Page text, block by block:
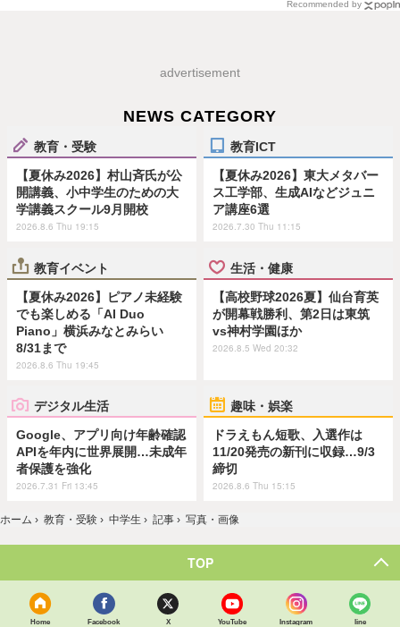
Recommended by
advertisement
NEWS CATEGORY
教育・受験
【夏休み2026】村山斉氏が公
開講義、小中学生のための大
学講義スクール9月開校
2026.8.6 Thu 19:15
教育ICT
【夏休み2026】東大メタバー
ス工学部、生成AIなどジュニ
ア講座6選
2026.7.30 Thu 11:15
教育イベント
【夏休み2026】ピアノ未経験
でも楽しめる「AI Duo
Piano」横浜みなとみらい
8/31まで
2026.8.6 Thu 19:45
生活・健康
【高校野球2026夏】仙台育英
が開幕戦勝利、第2日は東筑
vs神村学園ほか
2026.8.5 Wed 20:32
デジタル生活
Google、アプリ向け年齢確認
APIを年内に世界展開…未成年
者保護を強化
2026.7.31 Fri 13:45
趣味・娯楽
ドラえもん短歌、入選作は
11/20発売の新刊に収録…9/3
締切
2026.8.6 Thu 15:15
ホーム › 教育・受験 › 中学生 › 記事 › 写真・画像
TOP
Home Facebook X YouTube Instagram line